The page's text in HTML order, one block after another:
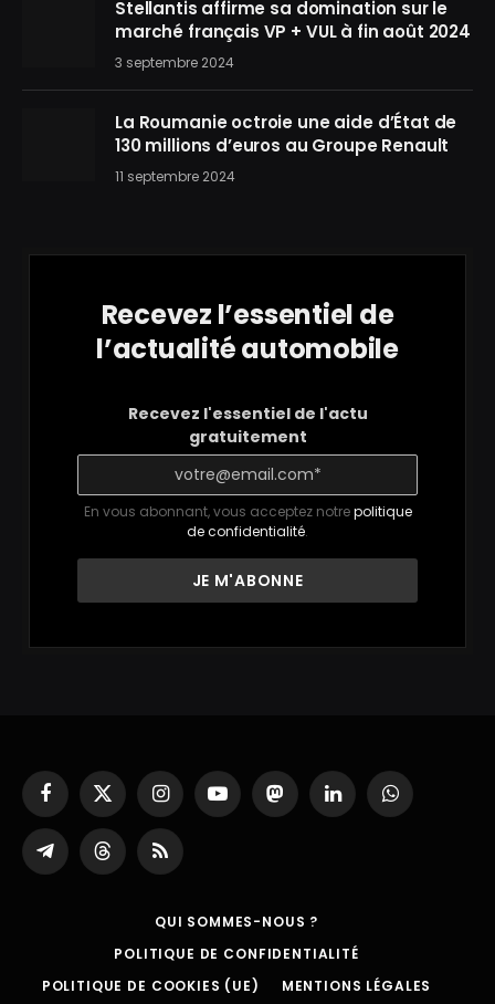
Stellantis affirme sa domination sur le
marché français VP + VUL à fin août 2024
3 septembre 2024
La Roumanie octroie une aide d’État de
130 millions d’euros au Groupe Renault
11 septembre 2024
Recevez l’essentiel de
l’actualité automobile
Recevez l'essentiel de l'actu
gratuitement
En vous abonnant, vous acceptez notrepolitique
de confidentialité.
Facebook
X
(Twitter)
InstagramYouTubeMastodonLinkedInWhatsApp
Partager
sur
ThreadsRSS
QUI SOMMES-NOUS ?
POLITIQUE DE CONFIDENTIALITÉ
POLITIQUE DE COOKIES (UE)
MENTIONS LÉGALES